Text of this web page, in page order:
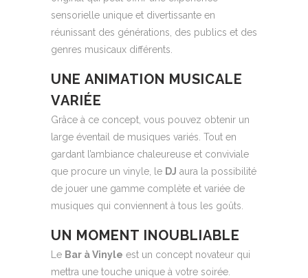
sensorielle unique et divertissante en
réunissant des générations, des publics et des
genres musicaux différents.
UNE ANIMATION MUSICALE
VARIÉE
Grâce à ce concept, vous pouvez obtenir un
large éventail de musiques variés. Tout en
gardant l’ambiance chaleureuse et conviviale
que procure un vinyle, le DJ aura la possibilité
de jouer une gamme complète et variée de
musiques qui conviennent à tous les goûts.
UN MOMENT INOUBLIABLE
Le Bar à Vinyle est un concept novateur qui
mettra une touche unique à votre soirée.